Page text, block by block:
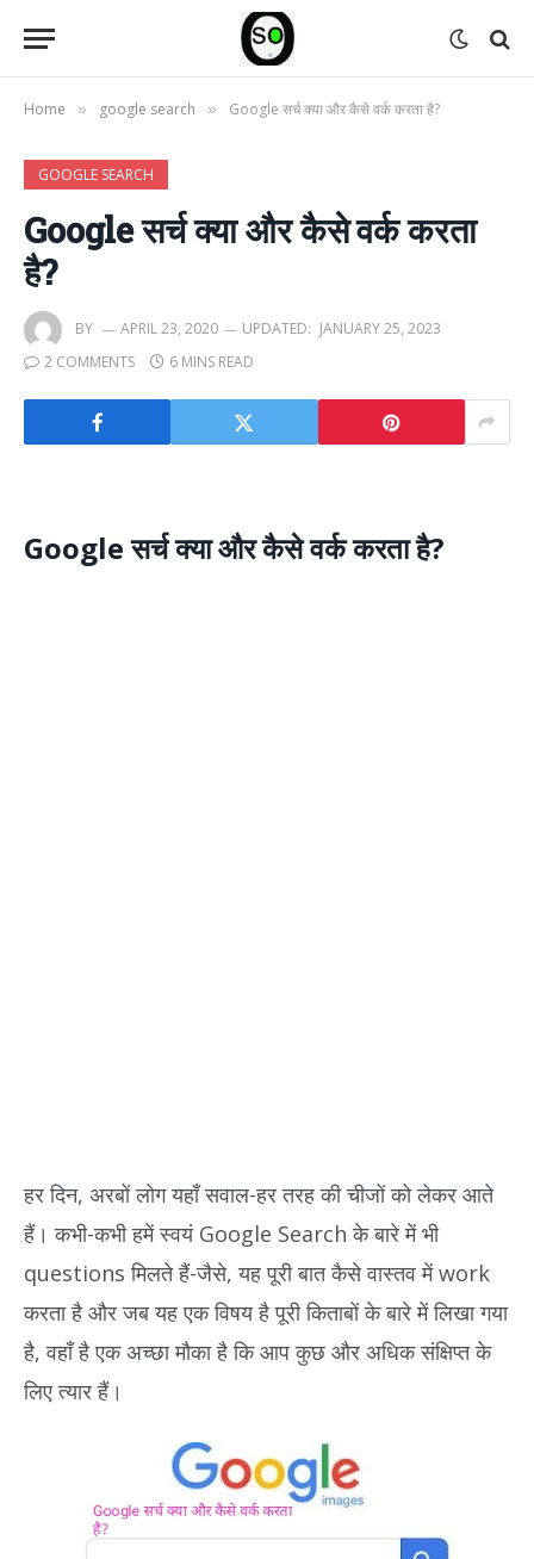
Home » google search » Google सर्च क्या और कैसे वर्क करता है?
GOOGLE SEARCH
Google सर्च क्या और कैसे वर्क करता
है?
BY APRIL 23, 2020 UPDATED: JANUARY 25, 2023
2 COMMENTS
6 MINS READ
Google सर्च क्या और कैसे वर्क करता है?
हर दिन, अरबों लोग यहाँ सवाल-हर तरह की चीजों को लेकर आते
हैं। कभी-कभी हमें स्वयं Google Search के बारे में भी
questions मिलते हैं-जैसे, यह पूरी बात कैसे वास्तव में work
करता है और जब यह एक विषय है पूरी किताबों के बारे में लिखा गया
है, वहाँ है एक अच्छा मौका है कि आप कुछ और अधिक संक्षिप्त के
लिए त्यार हैं।